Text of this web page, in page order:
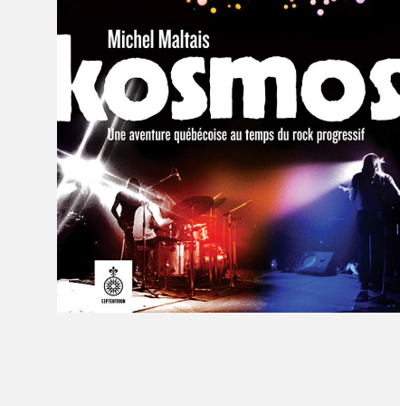
À propos du Salon
Liste des exposant·e·s
Liste des auteur·rice·s